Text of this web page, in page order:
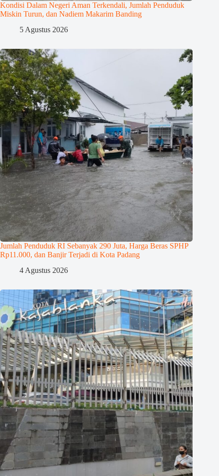
Kondisi Dalam Negeri Aman Terkendali, Jumlah Penduduk
Miskin Turun, dan Nadiem Makarim Banding
5 Agustus 2026
Jumlah Penduduk RI Sebanyak 290 Juta, Harga Beras SPHP
Rp11.000, dan Banjir Terjadi di Kota Padang
4 Agustus 2026